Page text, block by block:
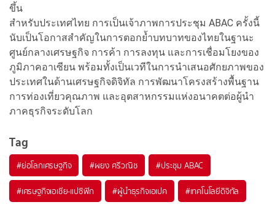
ขึ้น
สำหรับประเทศไทย การเป็นเจ้าภาพการประชุม ABAC ครั้งนี้
นับเป็นโอกาสสำคัญในการตอกย้ำบทบาทของไทยในฐานะ
ศูนย์กลางเศรษฐกิจ การค้า การลงทุน และการเชื่อมโยงของ
ภูมิภาคอาเซียน พร้อมทั้งเป็นเวทีในการนำเสนอศักยภาพของ
ประเทศในด้านเศรษฐกิจดิจิทัล การพัฒนาโครงสร้างพื้นฐาน
การท่องเที่ยวคุณภาพ และอุตสาหกรรมแห่งอนาคตต่อผู้นำ
ภาคธุรกิจระดับโลก
Tag
#ย่อโลกเศรษฐกิจ #ผยง ศรีวณิช #ประชุม ABAC
#เศรษฐกิจเอเชีย-แปซิฟิก #ผู้นำธุรกิจเอเปค #เทคโนโลยีดิจิทัล